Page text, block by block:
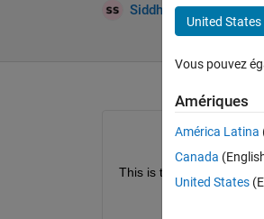
Siddhesh 6 Juil 2023
This is the code I have
United States
Vous pouvez
Amériques
América Latina
Canada
United States